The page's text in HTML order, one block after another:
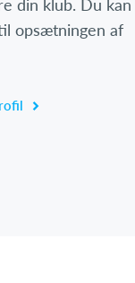
din klub. Du kan
opsætningen af